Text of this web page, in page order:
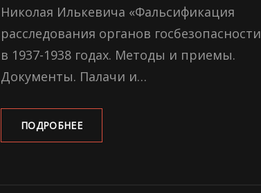
Николая Илькевича «Фальсификация
расследования органов госбезопасности
в 1937-1938 годах. Методы и приемы.
Документы. Палачи и…
ПОДРОБНЕЕ25-
Й
ВИТЕБСКОМ